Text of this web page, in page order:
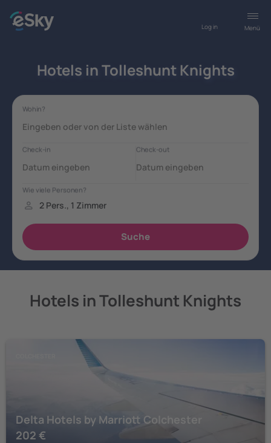
Menü
Log in
Hotels in Tolleshunt Knights
Hotels in Tolleshunt Knights
Delta Hotels by Marriott Colchester
202 €